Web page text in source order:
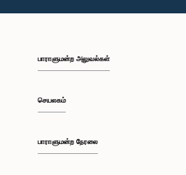
பாராளுமன்ற அலுவல்கள்
செயலகம்
பாராளுமன்ற நேரலை